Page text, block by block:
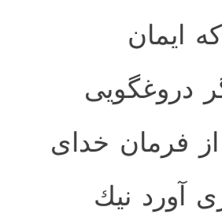
ايمان
دروغگويى
فرمان خداى
آورد نيك